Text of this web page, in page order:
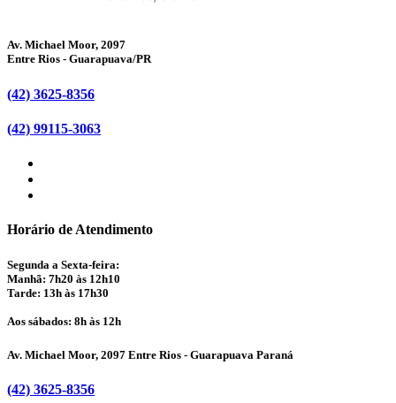
Av. Michael Moor, 2097
Entre Rios - Guarapuava/PR
(42) 3625-8356
(42) 99115-3063
Horário de Atendimento
Segunda a Sexta-feira:
Manhã: 7h20 às 12h10
Tarde: 13h às 17h30
Aos sábados: 8h às 12h
Av. Michael Moor, 2097 Entre Rios - Guarapuava Paraná
(42) 3625-8356